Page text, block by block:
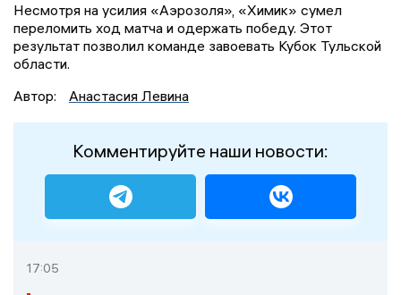
Несмотря на усилия «Аэрозоля», «Химик» сумел
переломить ход матча и одержать победу. Этот
результат позволил команде завоевать Кубок Тульской
области.
Автор:
Анастасия Левина
Комментируйте наши новости:
17:05